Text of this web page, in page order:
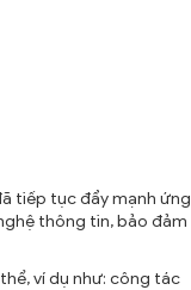
tiếp tục đẩy mạnh ứng
thông tin, bảo đảm
ví dụ như: công tác